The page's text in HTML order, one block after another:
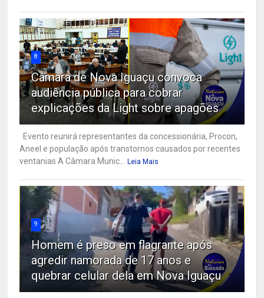
8
Câmara de Nova Iguaçu convoca
audiência pública para cobrar
explicações da Light sobre apagões
Evento reunirá representantes da concessionária, Procon,
Aneel e população após transtornos causados por recentes
ventanias A Câmara Munic...
Leia Mais
9
Homem é preso em flagrante após
agredir namorada de 17 anos e
quebrar celular dela em Nova Iguaçu